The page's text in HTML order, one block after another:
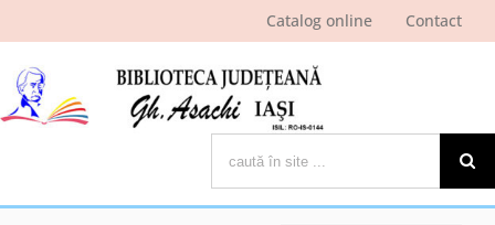
Catalog online Contact